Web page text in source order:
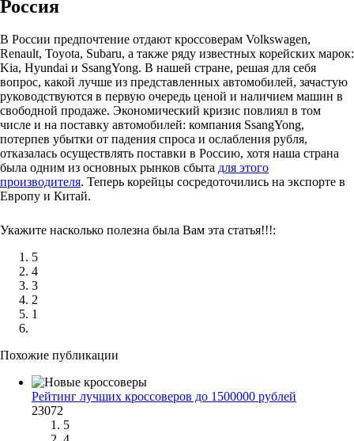
Россия
В России предпочтение отдают кроссоверам Volkswagen,
Renault, Toyota, Subaru, а также ряду известных корейских марок:
Kia, Hyundai и SsangYong. В нашей стране, решая для себя
вопрос, какой лучше из представленных автомобилей, зачастую
руководствуются в первую очередь ценой и наличием машин в
свободной продаже. Экономический кризис повлиял в том
числе и на поставку автомобилей: компания SsangYong,
потерпев убытки от падения спроса и ослабления рубля,
отказалась осуществлять поставки в Россию, хотя наша страна
была одним из основных рынков сбыта для этого
производителя. Теперь корейцы сосредоточились на экспорте в
Европу и Китай.
Укажите насколько полезна была Вам эта статья!!!:
5
4
3
2
1
Похожие публикации
Рейтинг лучших кроссоверов до 1500000 рублей
23072
5